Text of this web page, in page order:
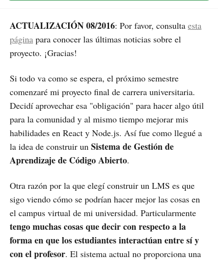
ACTUALIZACIÓN 08/2016: Por favor, consulta esta
página para conocer las últimas noticias sobre el
proyecto. ¡Gracias!
Si todo va como se espera, el próximo semestre
comenzaré mi proyecto final de carrera universitaria.
Decidí aprovechar esa "obligación" para hacer algo útil
para la comunidad y al mismo tiempo mejorar mis
habilidades en React y Node.js. Así fue como llegué a
la idea de construir un Sistema de Gestión de
Aprendizaje de Código Abierto.
Otra razón por la que elegí construir un LMS es que
sigo viendo cómo se podrían hacer mejor las cosas en
el campus virtual de mi universidad. Particularmente
tengo muchas cosas que decir con respecto a la
forma en que los estudiantes interactúan entre sí y
con el profesor. El sistema actual no proporciona una